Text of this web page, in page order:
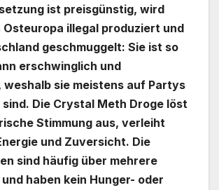
ist preisgünstig, wird
Osteuropa illegal produziert und
geschmuggelt: Sie ist so
erschwinglich und
weshalb sie meistens auf Partys
Die Crystal Meth Droge löst
Stimmung aus, verleiht
und Zuversicht. Die
sind häufig über mehrere
haben kein Hunger- oder